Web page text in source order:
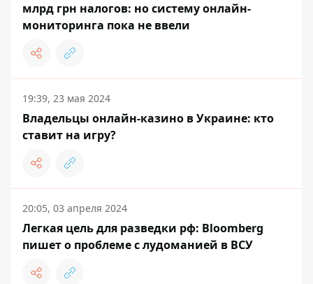
млрд грн налогов: но систему онлайн-
мониторинга пока не ввели
19:39, 23 мая 2024
Владельцы онлайн-казино в Украине: кто
ставит на игру?
20:05, 03 апреля 2024
Легкая цель для разведки рф: Bloomberg
пишет о проблеме с лудоманией в ВСУ